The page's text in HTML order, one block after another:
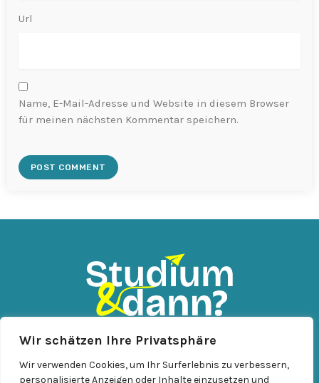
Wir schätzen Ihre Privatsphäre
Wir verwenden Cookies, um Ihr Surferlebnis zu verbessern,
personalisierte Anzeigen oder Inhalte einzusetzen und
Url
Name, E-Mail-Adresse und Website in diesem Browser
für meinen nächsten Kommentar speichern.